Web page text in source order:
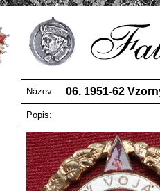
Název: 06. 1951-62
Popis: